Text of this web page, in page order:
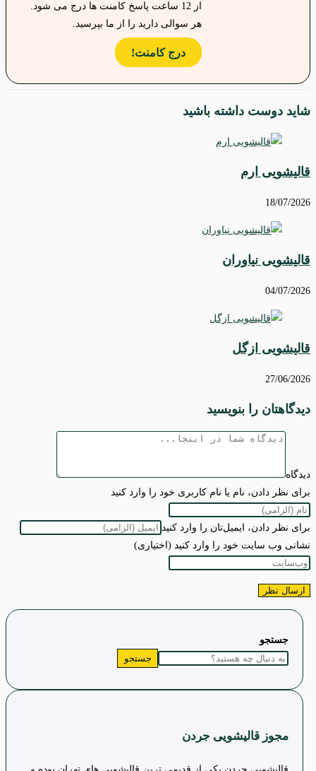
از 12 ساعت پاسخ کامنت ها درج می شود.
هر سوالی دارید را از ما بپرسید.
درج کامنت!
شاید دوست داشته باشید
قالیشویی ارم
18/07/2026
قالیشویی نیاوران
04/07/2026
قالیشویی ازگل
27/06/2026
دیدگاهتان را بنویسید
دیدگاه
برای نظر دادن، نام یا نام کاربری خود را وارد کنید
برای نظر دادن، ایمیل‌تان را وارد کنید
نشانی وب سایت خود را وارد کنید (اختیاری)
جستجو
جستجو
مجوز قالیشویی جردن